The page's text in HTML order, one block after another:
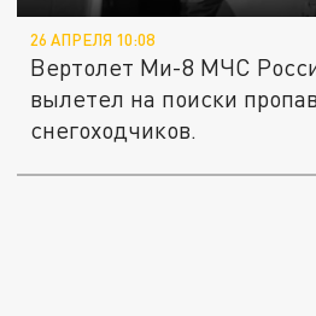
26 АПРЕЛЯ 10:08
Вертолет Ми-8 МЧС
вылетел на поиски
снегоходчиков.